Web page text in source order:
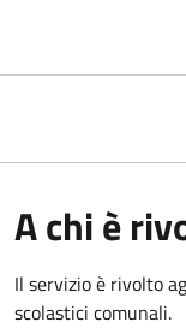
A chi è
Il servizio è rivolto
scolastici comunali.